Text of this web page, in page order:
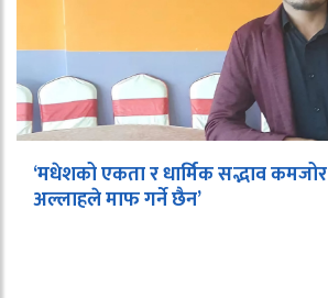
‘मधेशको एकता र धार्मिक सद्भाव कमजोर
अल्लाहले माफ गर्ने छैन’